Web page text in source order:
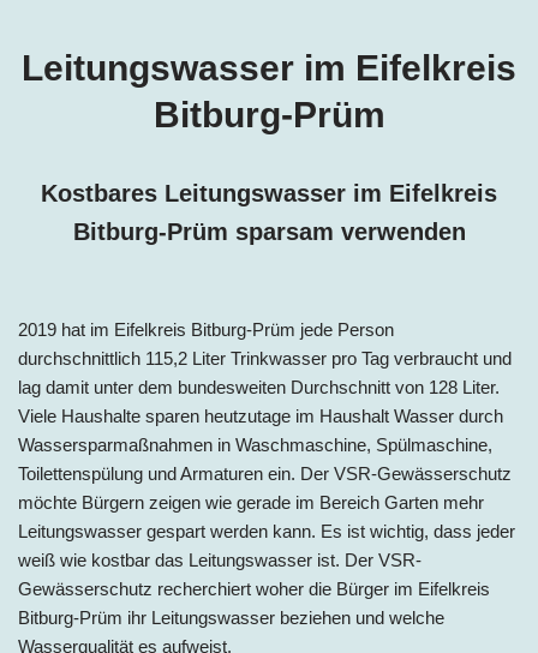
Leitungswasser im Eifelkreis
Bitburg-Prüm
Kostbares Leitungswasser im Eifelkreis
Bitburg-Prüm sparsam verwenden
2019 hat im Eifelkreis Bitburg-Prüm jede Person
durchschnittlich 115,2 Liter Trinkwasser pro Tag verbraucht und
lag damit unter dem bundesweiten Durchschnitt von 128 Liter.
Viele Haushalte sparen heutzutage im Haushalt Wasser durch
Wassersparmaßnahmen in Waschmaschine, Spülmaschine,
Toilettenspülung und Armaturen ein. Der VSR-Gewässerschutz
möchte Bürgern zeigen wie gerade im Bereich Garten mehr
Leitungswasser gespart werden kann. Es ist wichtig, dass jeder
weiß wie kostbar das Leitungswasser ist. Der VSR-
Gewässerschutz recherchiert woher die Bürger im Eifelkreis
Bitburg-Prüm ihr Leitungswasser beziehen und welche
Wasserqualität es aufweist.